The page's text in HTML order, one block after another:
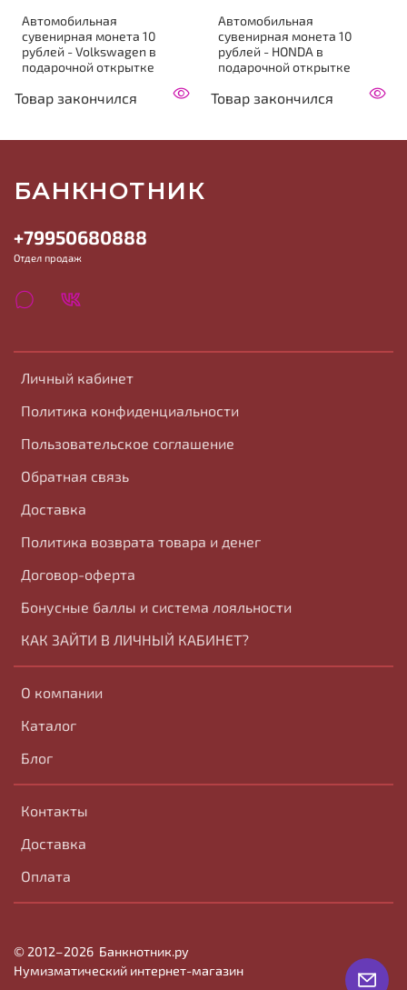
Автомобильная
сувенирная монета 10
рублей - Volkswagen в
подарочной открытке
Товар закончился
Автомобильная
сувенирная монета 10
рублей - HONDA в
подарочной открытке
Товар закончился
Личный кабинет
Политика конфиденциальности
Пользовательское соглашение
Обратная связь
Доставка
Политика возврата товара и денег
Договор-оферта
Бонусные баллы и система лояльности
КАК ЗАЙТИ В ЛИЧНЫЙ КАБИНЕТ?
О компании
Каталог
Блог
Контакты
Доставка
Оплата
+79950680888
Отдел продаж
БАНКНОТНИК
© 2012–2026 Банкнотник.ру
Нумизматический интернет-магазин